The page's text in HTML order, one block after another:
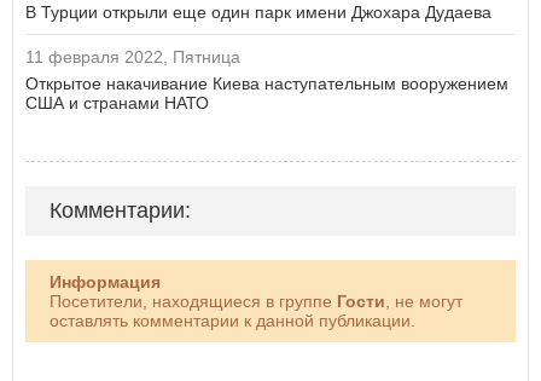
В Турции открыли еще один парк имени Джохара Дудаева
11 февраля 2022, Пятница
Открытое накачивание Киева наступательным вооружением
США и странами НАТО
Комментарии:
Информация
Посетители, находящиеся в группе Гости , не могут
оставлять комментарии к данной публикации.